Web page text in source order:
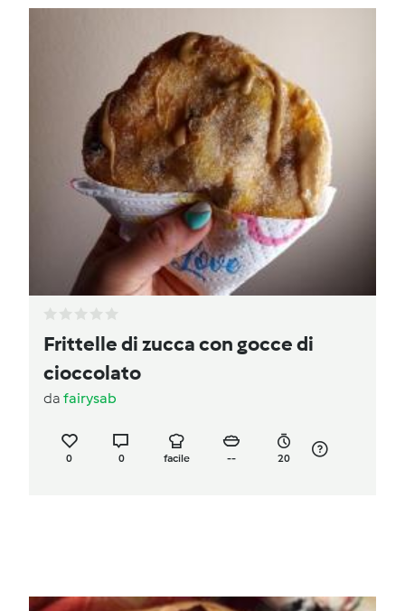
Frittelle di zucca con gocce di
cioccolato
da fairysab
0 0 facile -- 20